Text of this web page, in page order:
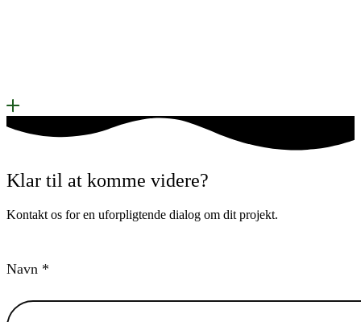
Klar til at komme videre?
Kontakt os for en uforpligtende dialog om dit projekt.
Navn *